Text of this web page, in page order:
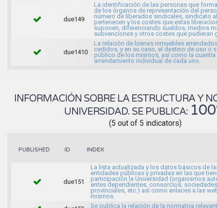
due149
La identificación de las personas que
de los órganos de representación del
número de liberados sindicales, sindicato
pertenecen y los costes que estas
suponen, diferenciando sueldos, medios
subvenciones y otros costes que pudieran
due1410
La relación de bienes inmuebles
cedidos, y en su caso, el destino de uso o
público de los mismos, así como la cuantía
arrendamiento individual de cada uno.
INFORMACIÓN SOBRE LA ESTRUCTURA Y
UNIVERSIDAD. SE PUBLICA:
(5 out of 5 indicators)
PUBLISHED ID INDEX
due151
La lista actualizada y los datos básicos de
entidades públicas y privadas en las que
participación la Universidad (organismos
entes dependientes, consorcios, sociedades
provinciales, etc.) así como enlaces a las
mismos.
Se publica la relación de la normativa